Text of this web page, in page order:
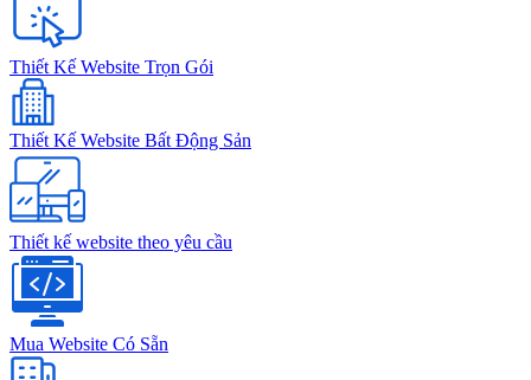
Thiết Kế Website Trọn Gói
Thiết Kế Website Bất Động Sản
Thiết kế website theo yêu cầu
Mua Website Có Sẵn